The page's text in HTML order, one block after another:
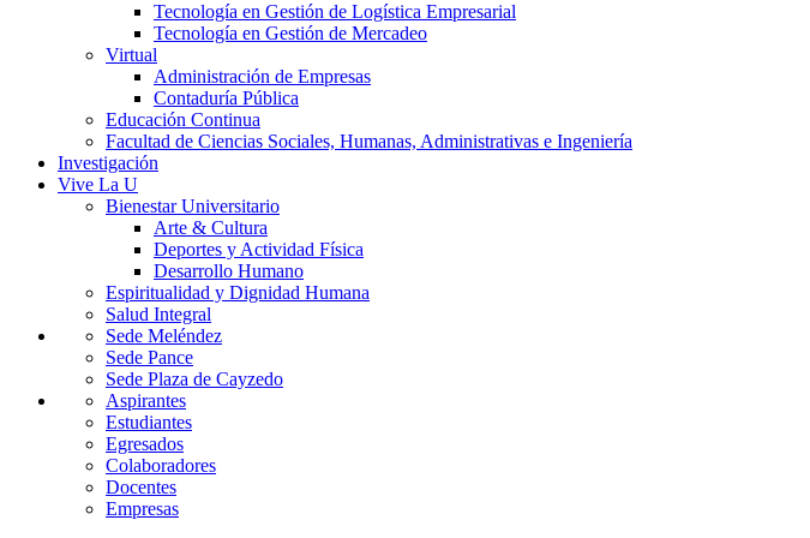
Tecnología en Gestión de Logística Empresarial
Tecnología en Gestión de Mercadeo
Virtual
Administración de Empresas
Contaduría Pública
Educación Continua
Facultad de Ciencias Sociales, Humanas, Administrativas e Ingeniería
Investigación
Vive La U
Bienestar Universitario
Arte & Cultura
Deportes y Actividad Física
Desarrollo Humano
Espiritualidad y Dignidad Humana
Salud Integral
Sede Meléndez
Sede Pance
Sede Plaza de Cayzedo
Aspirantes
Estudiantes
Egresados
Colaboradores
Docentes
Empresas